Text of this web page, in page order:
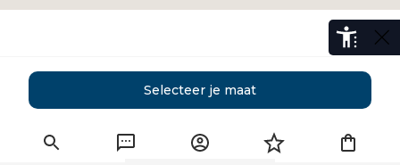
Selecteer je maat